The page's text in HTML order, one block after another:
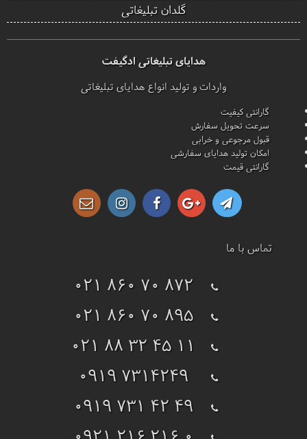
گلدان تبلیغاتی
هدایای تبلیغاتی ادگیفت
واردات و تولید انواع هدایای تبلیغاتی
گارانتی کیفیت
سرعت تحویل سفارش
قبول مرجوعی و خرابی
امکان تولید هدایای سفارشی
گارانتی قیمت
تماس با ما
021 860 70 872
021 860 70 895
021 88 32 45 11
0919 7314249
0919 731 42 49